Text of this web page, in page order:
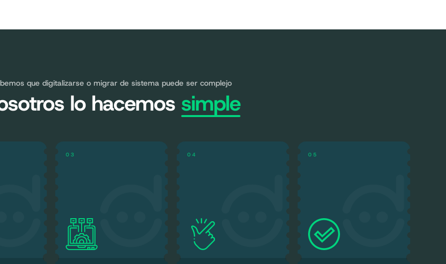
que digitalizarse o migrar de sistema puede ser complejo
lo hacemossimple
0 3
tu inventario o actualizarlo
desde Excel
0 4
es tan fácil e intuitivo como
usar WhatsApp
0 5
portátil o computador con